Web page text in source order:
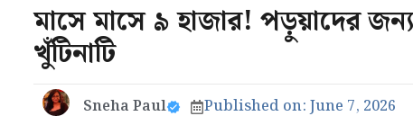
মাসে মাসে ৯ হাজার! পড়ুয়াদের
খুঁটিনাটি
Sneha Paul Published on: June 7, 2026